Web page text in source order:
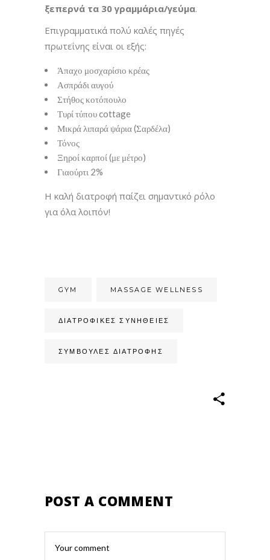
ξεπερνά τα 30 γραμμάρια/γεύμα.
Επιγραμματικά πολύ καλές πηγές
πρωτεΐνης είναι οι εξής:
Άπαχο μοσχαρίσιο κρέας
Ασπράδι αυγού
Στήθος κοτόπουλο
Τυρί τύπου cottage
Μικρά λιπαρά ψάρια (Σαρδέλα)
Τόνος
Ξηροί καρποί (με μέτρο)
Γιαούρτι 2%
Η καλή διατροφή παίζει σημαντικό ρόλο
για όλα λοιπόν!
GYM MASSAGE WELLNESS
ΔΙΑΤΡΟΦΙΚΈΣ ΣΥΝΉΘΕΙΕΣ
ΣΥΜΒΟΥΛΈΣ ΔΙΑΤΡΟΦΉΣ
POST A COMMENT